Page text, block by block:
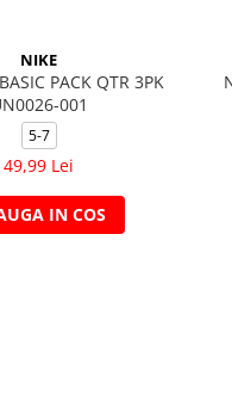
NIKE
PACK QTR 3PK
001
5-7
49,99 Lei
IN COS